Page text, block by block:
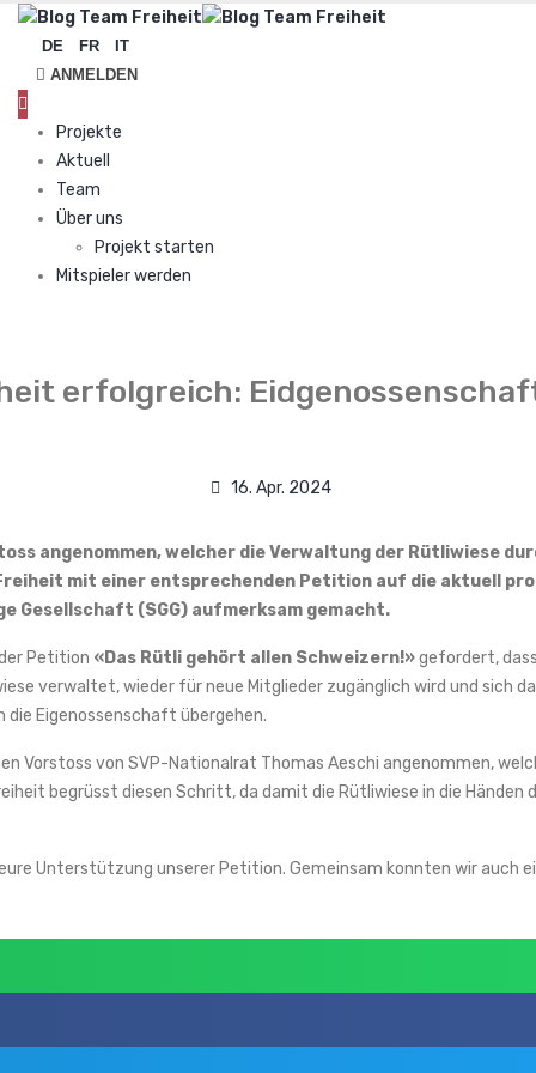
DE FR
IT
ANMELDEN
Projekte
Aktuell
Team
Über uns
Projekt starten
Mitspieler werden
erfolgreich:
16. Apr. 2024
angenommen, welcher die Verwaltung der Rütliwiese
mit einer entsprechenden Petition auf die aktuell
Gesellschaft (SGG) aufmerksam gemacht.
Petition «Das Rütli gehört allen Schweizern!»gefordert,
verwaltet, wieder für neue Mitglieder zugänglich wird und sich
Eigenossenschaft übergehen.
Vorstoss von SVP-Nationalrat Thomas Aeschi angenommen,
begrüsst diesen Schritt, da damit die Rütliwiese in die
Unterstützung unserer Petition. Gemeinsam konnten wir auch